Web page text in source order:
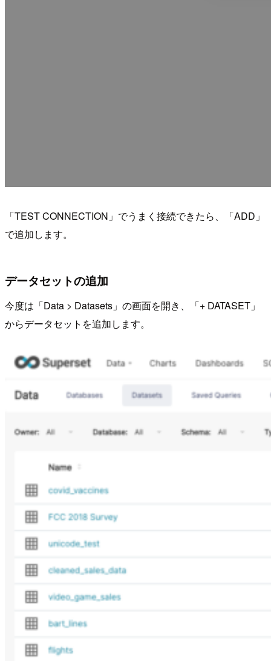
「TEST CONNECTION」でうまく接続できたら、「ADD」
で追加します。
データセットの追加
今度は「Data > Datasets」の画面を開き、「+ DATASET」
からデータセットを追加します。